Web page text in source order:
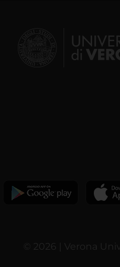
© 2026 | Verona